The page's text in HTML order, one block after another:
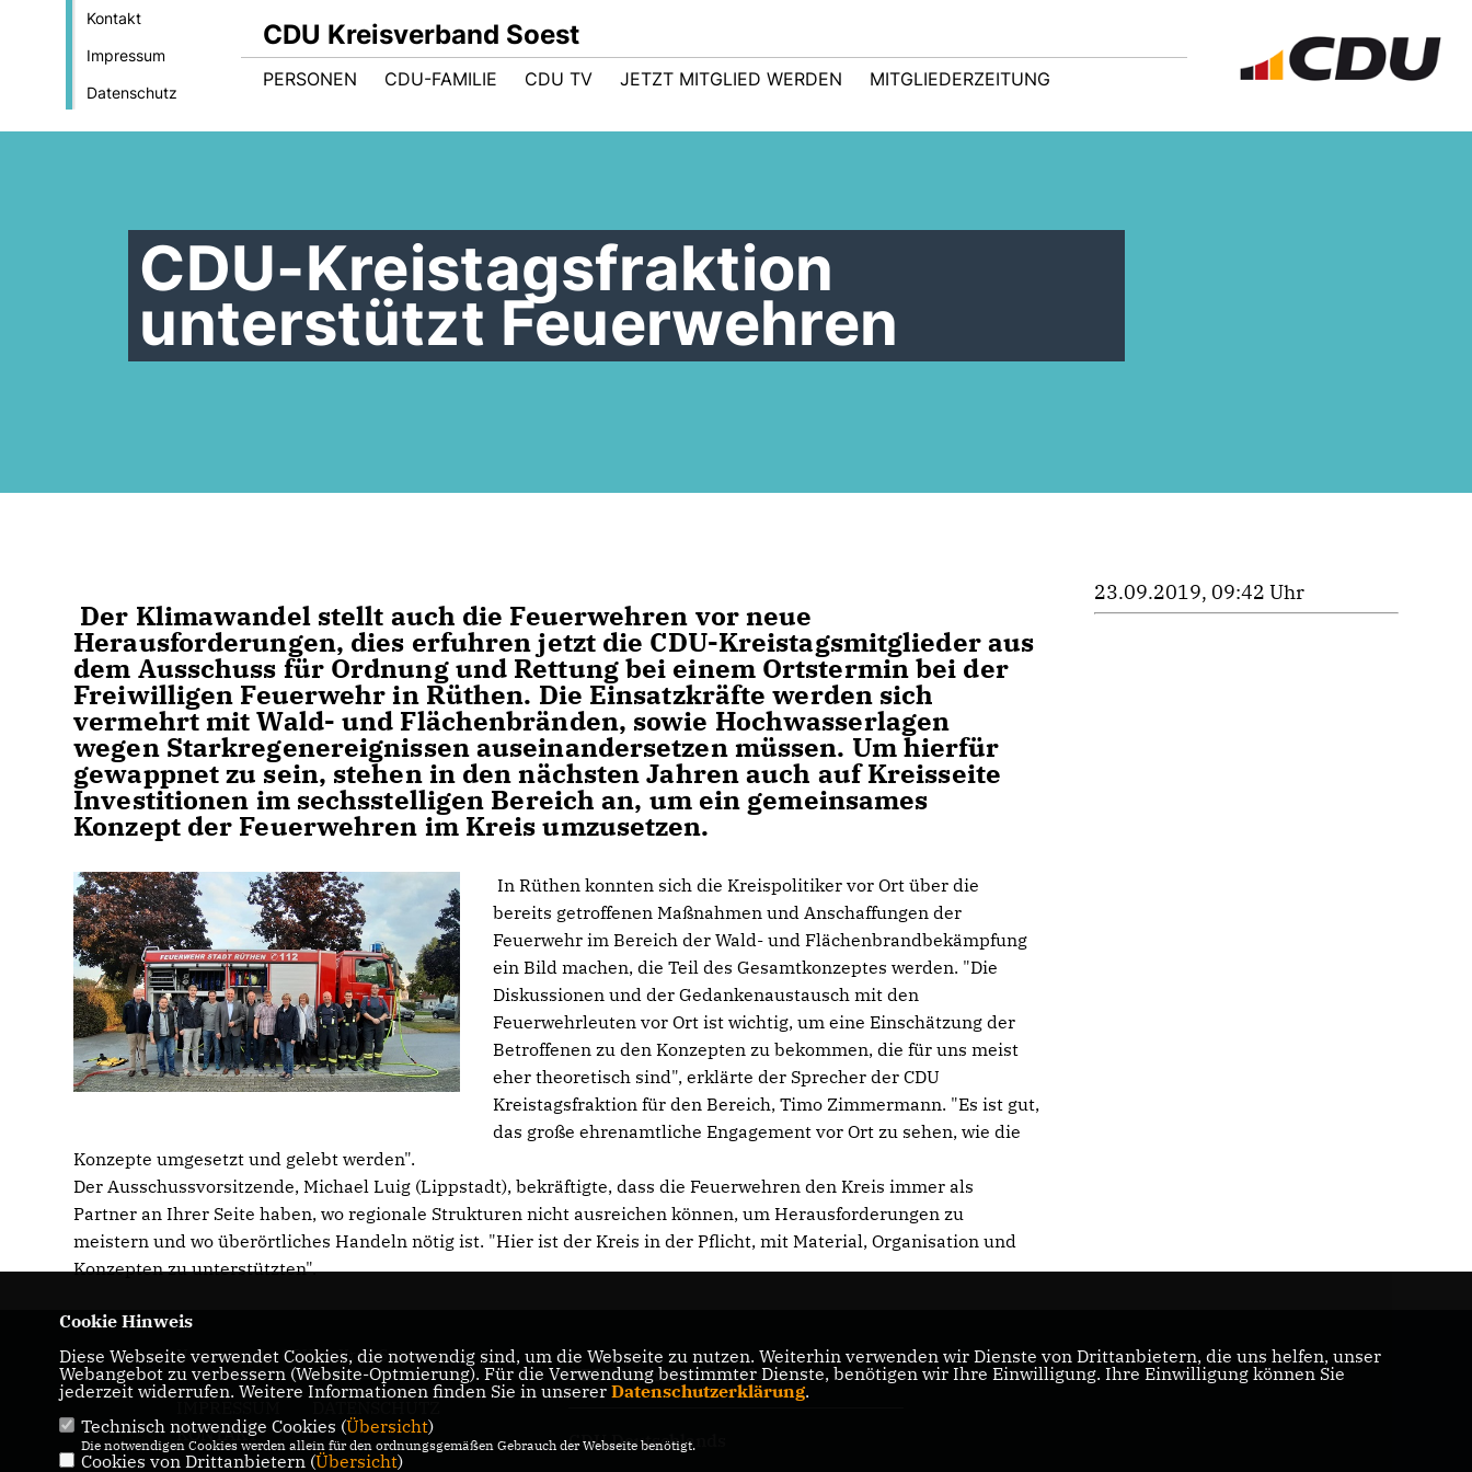
Kontakt
Impressum
Datenschutz
CDU Kreisverband Soest
PERSONEN CDU-FAMILIE CDU TV JETZT MITGLIED WERDEN MITGLIEDERZEITUNG
CDU-Kreistagsfraktion
unterstützt Feuerwehren
Der Klimawandel stellt auch die Feuerwehren vor neue
Herausforderungen, dies erfuhren jetzt die CDU-Kreistagsmitglieder aus
dem Ausschuss für Ordnung und Rettung bei einem Ortstermin bei der
Freiwilligen Feuerwehr in Rüthen. Die Einsatzkräfte werden sich
vermehrt mit Wald- und Flächenbränden, sowie Hochwasserlagen
wegen Starkregenereignissen auseinandersetzen müssen. Um hierfür
gewappnet zu sein, stehen in den nächsten Jahren auch auf Kreisseite
Investitionen im sechsstelligen Bereich an, um ein gemeinsames
Konzept der Feuerwehren im Kreis umzusetzen.
In Rüthen konnten sich die Kreispolitiker vor Ort über die
bereits getroffenen Maßnahmen und Anschaffungen der
Feuerwehr im Bereich der Wald- und Flächenbrandbekämpfung
ein Bild machen, die Teil des Gesamtkonzeptes werden. "Die
Diskussionen und der Gedankenaustausch mit den
Feuerwehrleuten vor Ort ist wichtig, um eine Einschätzung der
Betroffenen zu den Konzepten zu bekommen, die für uns meist
eher theoretisch sind", erklärte der Sprecher der CDU
Kreistagsfraktion für den Bereich, Timo Zimmermann. "Es ist gut,
das große ehrenamtliche Engagement vor Ort zu sehen, wie die
Konzepte umgesetzt und gelebt werden".
Der Ausschussvorsitzende, Michael Luig (Lippstadt), bekräftigte, dass die Feuerwehren den Kreis immer als
Partner an Ihrer Seite haben, wo regionale Strukturen nicht ausreichen können, um Herausforderungen zu
meistern und wo überörtliches Handeln nötig ist. "Hier ist der Kreis in der Pflicht, mit Material, Organisation und
Konzepten zu unterstützten".
23.09.2019, 09:42 Uhr
Homepage der CDU im Kreis Soest
KONTAKT
CDU Nordrhein-Westfalen
CDU Deutschlands
Cookie Hinweis
Diese Webseite verwendet Cookies, die notwendig sind, um die Webseite zu nutzen. Weiterhin verwenden wir Dienste von Drittanbietern, die uns helfen, unser
Webangebot zu verbessern (Website-Optmierung). Für die Verwendung bestimmter Dienste, benötigen wir Ihre Einwilligung. Ihre Einwilligung können Sie
jederzeit widerrufen. Weitere Informationen finden Sie in unserer Datenschutzerklärung.
Technisch notwendige Cookies (Übersicht)
Die notwendigen Cookies werden allein für den ordnungsgemäßen Gebrauch der Webseite benötigt.
Cookies von Drittanbietern (Übersicht)